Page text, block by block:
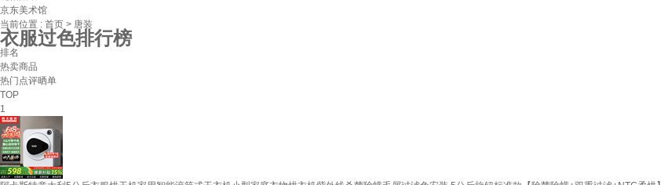
京东美术馆
当前位置 : 首页 > 唐装
衣服过色排行榜
排名
热卖商品
热门点评晒单
TOP
1